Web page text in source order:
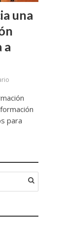
una
a
para